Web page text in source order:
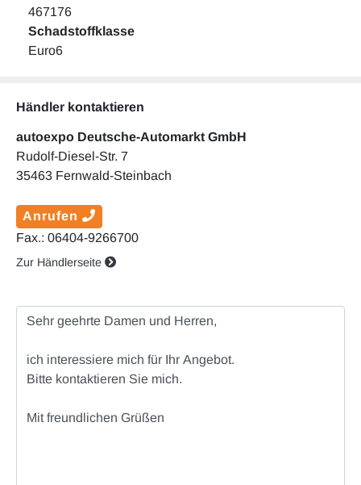
467176
Schadstoffklasse
Euro6
Händler kontaktieren
autoexpo Deutsche-Automarkt GmbH
Rudolf-Diesel-Str. 7
35463 Fernwald-Steinbach
Anrufen
Fax.: 06404-9266700
Zur Händlerseite